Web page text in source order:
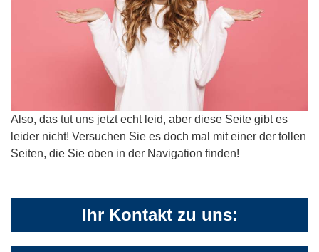
Also, das tut uns jetzt echt leid, aber diese Seite gibt es
leider nicht! Versuchen Sie es doch mal mit einer der tollen
Seiten, die Sie oben in der Navigation finden!
Ihr Kontakt zu uns: